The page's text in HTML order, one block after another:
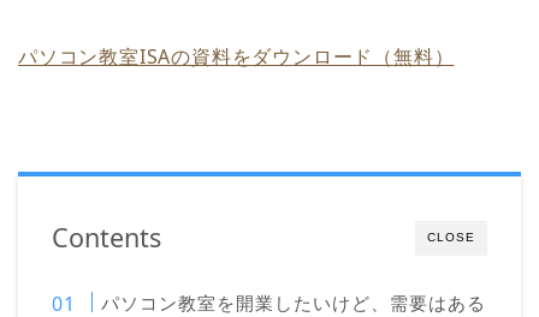
パソコン教室ISAの資料をダウンロード（無料）
CLOSE
Contents
パソコン教室を開業したいけど、需要はある